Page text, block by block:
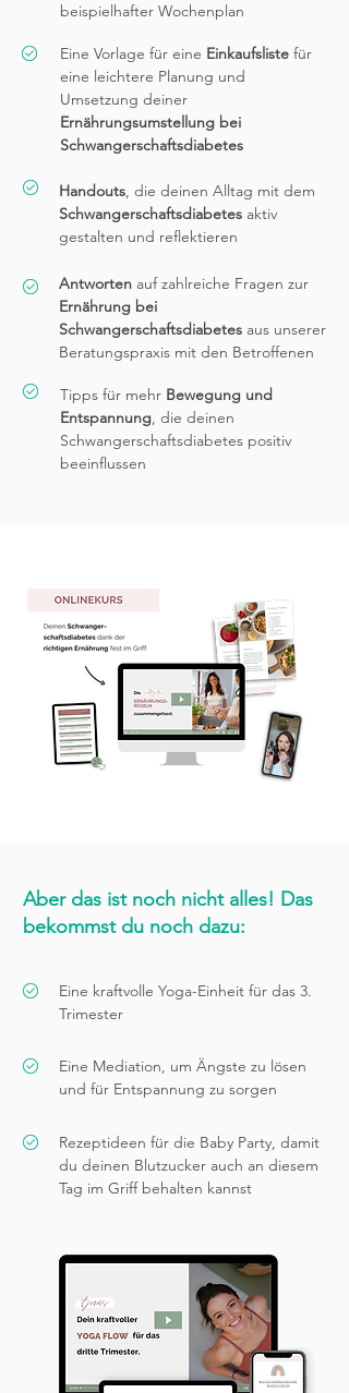
beispielhafter Wochenplan
Eine Vorlage für eine Einkaufsliste für
eine leichtere Planung und
Umsetzung deiner
Ernährungsumstellung bei
Schwangerschaftsdiabetes
Handouts, die deinen Alltag mit dem
Schwangerschaftsdiabetes aktiv
gestalten und reflektieren
Antworten auf zahlreiche Fragen zur
Ernährung bei
Schwangerschaftsdiabetes aus unserer
Beratungspraxis mit den Betroffenen
Tipps für mehr Bewegung und
Entspannung, die deinen
Schwangerschaftsdiabetes positiv
beeinflussen
Aber das ist noch nicht alles! Das
bekommst du noch dazu:
Eine kraftvolle Yoga-Einheit für das 3.
Trimester
Eine Mediation, um Ängste zu lösen
und für Entspannung zu sorgen
Rezeptideen für die Baby Party, damit
du deinen Blutzucker auch an diesem
Tag im Griff behalten kannst